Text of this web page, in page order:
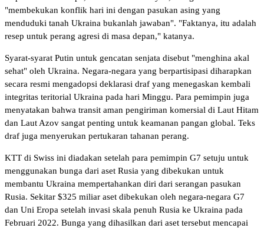
"membekukan konflik hari ini dengan pasukan asing yang
menduduki tanah Ukraina bukanlah jawaban". "Faktanya, itu adalah
resep untuk perang agresi di masa depan," katanya.
Syarat-syarat Putin untuk gencatan senjata disebut "menghina akal
sehat" oleh Ukraina. Negara-negara yang berpartisipasi diharapkan
secara resmi mengadopsi deklarasi draf yang menegaskan kembali
integritas teritorial Ukraina pada hari Minggu. Para pemimpin juga
menyatakan bahwa transit aman pengiriman komersial di Laut Hitam
dan Laut Azov sangat penting untuk keamanan pangan global. Teks
draf juga menyerukan pertukaran tahanan perang.
KTT di Swiss ini diadakan setelah para pemimpin G7 setuju untuk
menggunakan bunga dari aset Rusia yang dibekukan untuk
membantu Ukraina mempertahankan diri dari serangan pasukan
Rusia. Sekitar $325 miliar aset dibekukan oleh negara-negara G7
dan Uni Eropa setelah invasi skala penuh Rusia ke Ukraina pada
Februari 2022. Bunga yang dihasilkan dari aset tersebut mencapai